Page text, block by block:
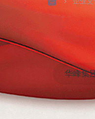
华峰集